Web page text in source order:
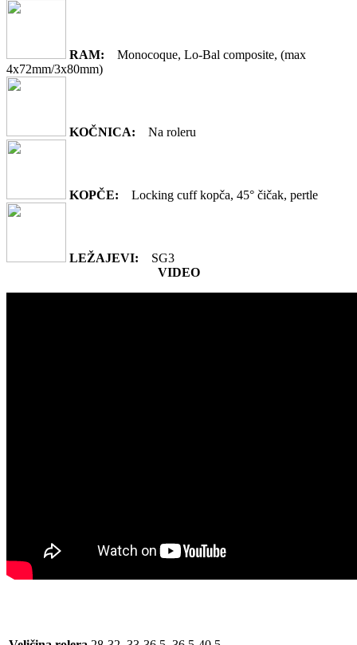
RAM: Monocoque, Lo-Bal composite, (max
4x72mm/3x80mm)
KOČNICA: Na roleru
KOPČE: Locking cuff kopča, 45° čičak, pertle
LEŽAJEVI: SG3
VIDEO